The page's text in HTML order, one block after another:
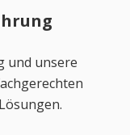
und unsere